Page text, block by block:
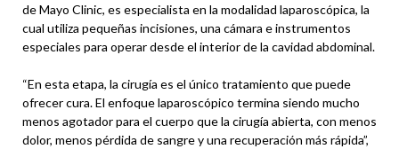
de Mayo Clinic, es especialista en la modalidad laparoscópica, la
cual utiliza pequeñas incisiones, una cámara e instrumentos
especiales para operar desde el interior de la cavidad abdominal.
“En esta etapa, la cirugía es el único tratamiento que puede
ofrecer cura. El enfoque laparoscópico termina siendo mucho
menos agotador para el cuerpo que la cirugía abierta, con menos
dolor, menos pérdida de sangre y una recuperación más rápida”,